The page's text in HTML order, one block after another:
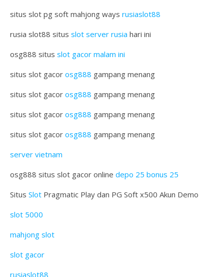
situs slot pg soft mahjong ways rusiaslot88
rusia slot88 situs slot server rusia hari ini
osg888 situs slot gacor malam ini
situs slot gacor osg888 gampang menang
situs slot gacor osg888 gampang menang
situs slot gacor osg888 gampang menang
situs slot gacor osg888 gampang menang
server vietnam
osg888 situs slot gacor online depo 25 bonus 25
Situs Slot Pragmatic Play dan PG Soft x500 Akun Demo
slot 5000
mahjong slot
slot gacor
rusiaslot88